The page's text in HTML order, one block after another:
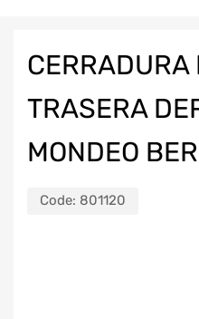
CERRADURA
TRASERA
MONDEO
Code: 801120